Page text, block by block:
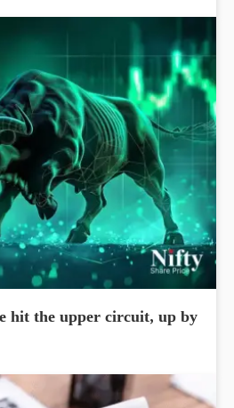
hit the upper circuit, up by